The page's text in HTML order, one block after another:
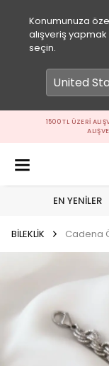
Konumunuza
alışveriş
seçin.
1500 TL ÜZERI
EN YENİLER
BİLEKLİK Cadena